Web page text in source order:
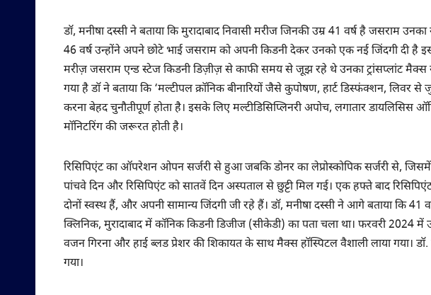
डॉ, मनीषा दस्सी ने बताया कि मुरादाबाद निवासी मरीज जिनकी उम्र 41 वर्ष है जसराम
46 वर्ष उन्होंने अपने छोटे भाई जसराम को अपनी किडनी देकर उनको एक नई जिंदगी दी है
मरीज़ जसराम एन्ड स्टेज किडनी डिज़ीज़ से काफी समय से जूझ रहे थे उनका ट्रांसप्लांट मैक्स
गया है डॉ ने बताया कि ‘मल्टीपल क्रॉनिक बीनारियों जैसे कुपोषण, हार्ट डिस्फंक्शन, लिवर
करना बेहद चुनौतीपूर्ण होता है। इसके लिए मल्टीडिसिप्लिनरी अपोच, लगातार डायलिसिस
मॉनिटरिंग की जरूरत होती है।
रिसिपिएंट का ऑपरेशन ओपन सर्जरी से हुआ जबकि डोनर का लेप्रोस्कोपिक सर्जरी से,
पांचवे दिन और रिसिपिएंट को सातवें दिन अस्पताल से छु‌ट्टी मिल गई। एक हफ्ते बाद
दोनों स्वस्थ हैं, और अपनी सामान्य जिंदगी जी रहे हैं। डॉ, मनीषा दस्सी ने आगे बताया
क्लिनिक, मुरादाबाद में कॉनिक किडनी डिजीज (सीकेडी) का पता चला था। फरवरी
वजन गिरना और हाई ब्लड प्रेशर की शिकायत के साथ मैक्स हॉस्पिटल वैशाली लाया गया।
गया।